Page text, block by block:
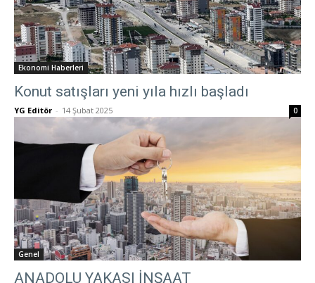
Ekonomi Haberleri
Konut satışları yeni yıla hızlı başladı
YG Editör - 14 Şubat 2025 0
Genel
ANADOLU YAKASI İNŞAAT